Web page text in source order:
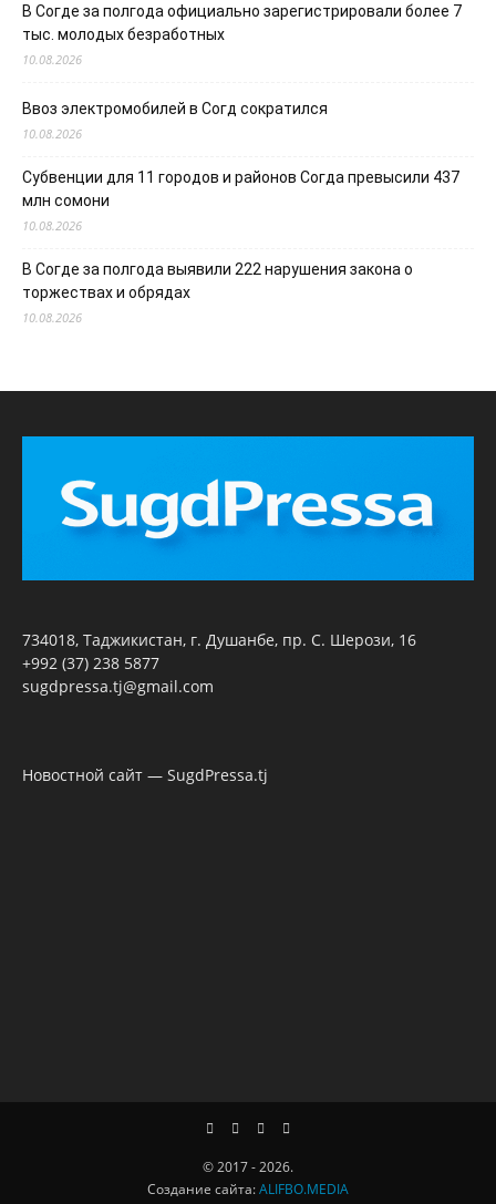
В Согде за полгода официально зарегистрировали более 7
тыс. молодых безработных
10.08.2026
Ввоз электромобилей в Согд сократился
10.08.2026
Субвенции для 11 городов и районов Согда превысили 437
млн сомони
10.08.2026
В Согде за полгода выявили 222 нарушения закона о
торжествах и обрядах
10.08.2026
734018, Таджикистан, г. Душанбе, пр. С. Шерози, 16
+992 (37) 238 5877
sugdpressa.tj@gmail.com
Новостной сайт — SugdPressa.tj
© 2017 - 2026.
Создание сайта:ALIFBO.MEDIA